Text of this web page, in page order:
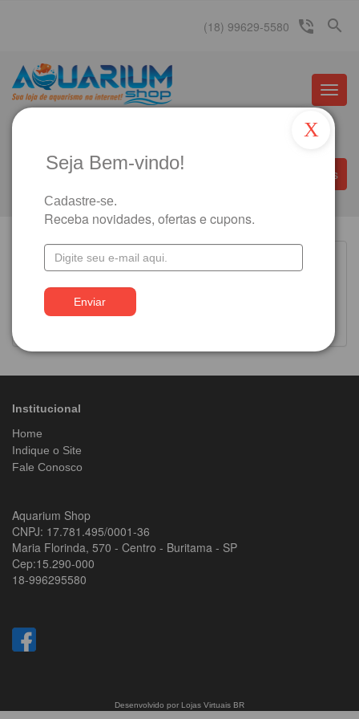
search
(18) 99629-5580 phone_in_talk
Menu
Departamentos Informações
Produtos Encontrados
Ordenação
X
Seja Bem-vindo!
Cadastre-se.
Receba novidades, ofertas e cupons.
Institucional
Home
Indique o Site
Fale Conosco
Aquarium Shop
CNPJ: 17.781.495/0001-36
Maria Florinda, 570 - Centro - Buritama - SP
Cep:15.290-000
18-996295580
Desenvolvido por Lojas Virtuais BR